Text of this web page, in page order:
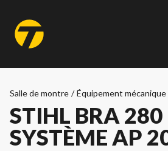
Salle de montre / Équipement mécanique
STIHL BRA 280
SYSTÈME AP